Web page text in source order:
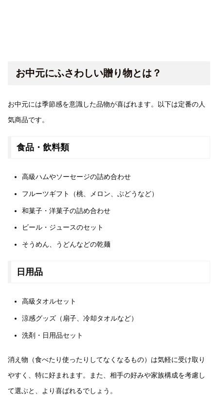
お中元にふさわしい贈り物とは？
お中元には季節感を意識した品物が喜ばれます。以下は定番の人
気商品です。
食品・飲料類
高級ハムやソーセージの詰め合わせ
フルーツギフト（桃、メロン、ぶどうなど）
和菓子・洋菓子の詰め合わせ
ビール・ジュースのセット
そうめん、うどんなどの乾麺
日用品
高級タオルセット
涼感グッズ（扇子、冷却タオルなど）
洗剤・日用品セット
消え物（食べたり使ったりしてなくなるもの）は気軽に受け取り
やすく、特に好まれます。また、相手の好みや家族構成を考慮し
て選ぶと、より喜ばれるでしょう。